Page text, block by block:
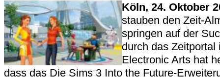
Köln, 24. Oktober
stauben den Zeit-
springen auf der
durch das Zeitportal
Electronic Arts hat
dass das Die Sims 3 Into the Future-